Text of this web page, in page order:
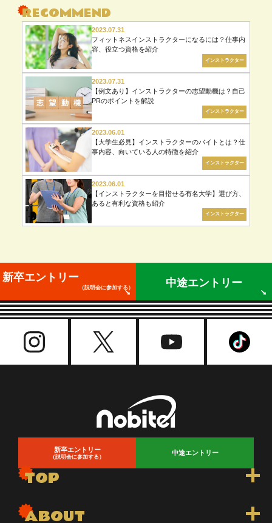
RECOMMEND
2023.07.31
フィットネスインストラクターになるには？仕事内
容、役立つ資格を紹介
インストラクター
2023.07.31
【例文あり】インストラクターの志望動機は？自己
PRのポイントを解説
インストラクター
2023.06.01
【大学生必見】インストラクターのバイトとは？仕
事内容、向いている人の特徴を紹介
インストラクター
2023.06.01
【インストラクターを目指せる有名大学】選び方、
あると有利な資格も紹介
インストラクター
新卒エントリー
（説明会に参加する） 中途エントリー
新卒エントリー
（説明会に参加する）
中途エントリー
TOP
トップ
ABOUT